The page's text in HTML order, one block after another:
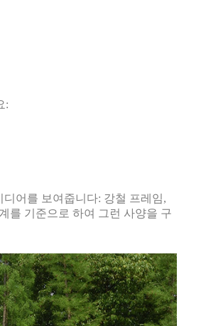
:
디어를 보여줍니다: 강철 프레임,
를 기준으로 하여 그런 사양을 구